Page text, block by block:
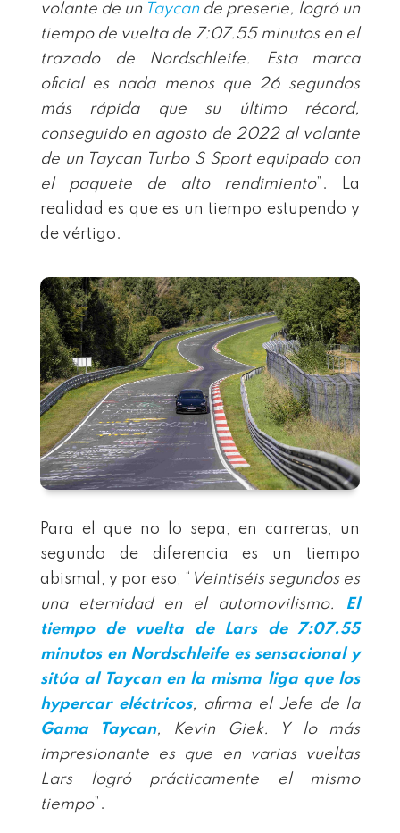
volante de un Taycande preserie, logró un
tiempo de vuelta de 7:07.55 minutos en el
trazado de Nordschleife. Esta marca
oficial es nada menos que 26 segundos
más rápida que su último récord,
conseguido en agosto de 2022 al volante
de un Taycan Turbo S Sport equipado con
el paquete de alto rendimiento”. La
realidad es que es un tiempo estupendo y
de vértigo.
Para el que no lo sepa, en carreras, un
segundo de diferencia es un tiempo
abismal, y por eso, “ Veintiséis segundos es
una eternidad en el automovilismo.
El
tiempo de vuelta de Lars de 7:07.55
minutos en Nordschleife es sensacional y
sitúa al Taycanen la misma liga que los
hypercar eléctricos, afirma el Jefe de la
Gama Taycan, Kevin Giek. Y lo más
impresionante es que en varias vueltas
Lars logró prácticamente el mismo
tiempo”.